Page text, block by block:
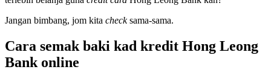
Jangan bimbang, jom kita checksama-sama.
Cara semak baki kad kredit Hong Leong
Bank online